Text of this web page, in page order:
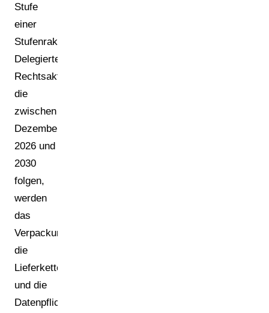
Stufe
einer
Stufenrakete.
Delegierte
Rechtsakte,
die
zwischen
Dezember
2026 und
2030
folgen,
werden
das
Verpackungsdesign,
die
Lieferketten
und die
Datenpflichten